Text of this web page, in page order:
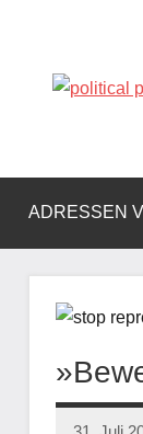
springen
ADRESSEN